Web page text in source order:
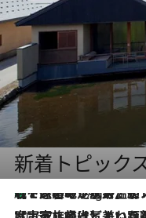
新着トピック
11 Hours Ago
【トンボの足水浴】ヒノキの香りに包まれて涼感マックス！約13℃の湧水かけ流しを避暑地「星野温泉 トンボの湯」で体験